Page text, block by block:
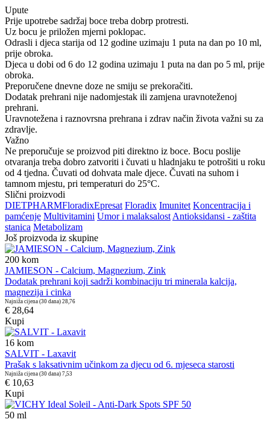
Upute
Prije upotrebe sadržaj boce treba dobrp protresti.
Uz bocu je priložen mjerni poklopac.
Odrasli i djeca starija od 12 godine uzimaju 1 puta na dan po 10 ml,
prije obroka.
Djeca u dobi od 6 do 12 godina uzimaju 1 puta na dan po 5 ml, prije
obroka.
Preporučene dnevne doze ne smiju se prekoračiti.
Dodatak prehrani nije nadomjestak ili zamjena uravnoteženoj
prehrani.
Uravnotežena i raznovrsna prehrana i zdrav način života važni su za
zdravlje.
Važno
Ne preporučuje se proizvod piti direktno iz boce. Bocu poslije
otvaranja treba dobro zatvoriti i čuvati u hladnjaku te potrošiti u roku
od 4 tjedna. Čuvati od dohvata male djece. Čuvati na suhom i
tamnom mjestu, pri temperaturi do 25°C.
Slični proizvodi
DIETPHARMFloradixEpresat Floradix Imunitet Koncentracija i
pamćenje Multivitamini Umor i malaksalost Antioksidansi - zaštita
stanica Metabolizam
Još proizvoda iz skupine
200 kom
JAMIESON - Calcium, Magnezium, Zink
Dodatak prehrani koji sadrži kombinaciju tri minerala kalcija,
magnezija i cinka
Najniža cijena (30 dana) 28,76
€ 28,64
Kupi
16 kom
SALVIT - Laxavit
Prašak s laksativnim učinkom za djecu od 6. mjeseca starosti
Najniža cijena (30 dana) 7,53
€ 10,63
Kupi
50 ml